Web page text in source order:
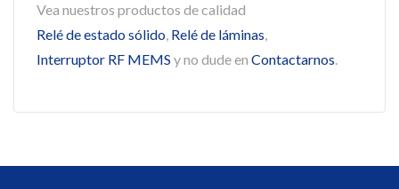
Vea nuestros productos de calidad
Relé de estado sólido, Relé de láminas,
Interruptor RF MEMS y no dude en Contactarnos.